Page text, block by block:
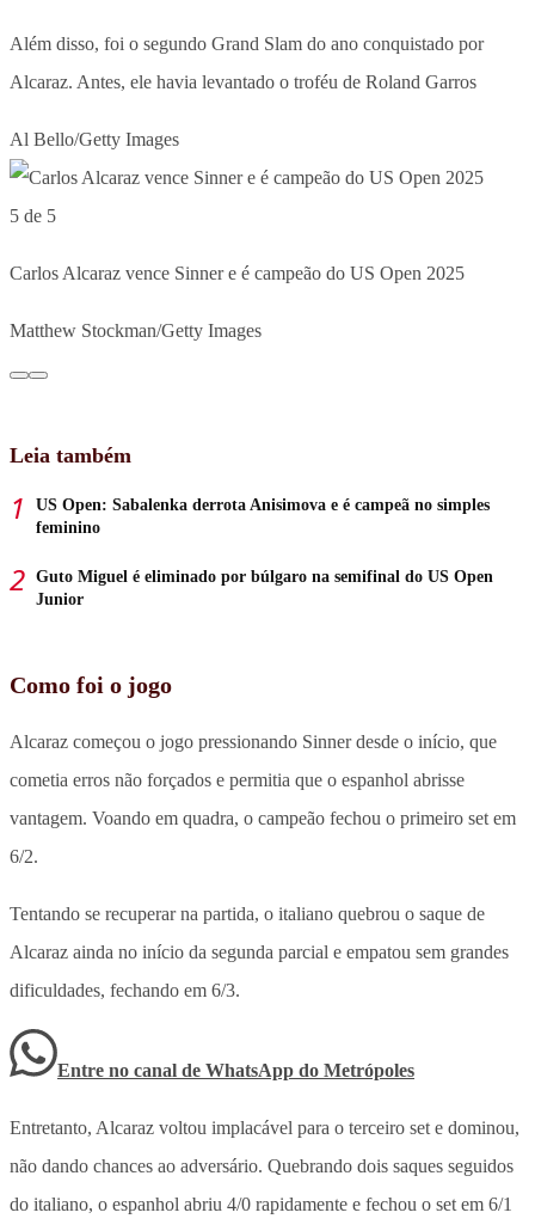
Além disso, foi o segundo Grand Slam do ano conquistado por
Alcaraz. Antes, ele havia levantado o troféu de Roland Garros
Al Bello/Getty Images
5 de 5
Carlos Alcaraz vence Sinner e é campeão do US Open 2025
Matthew Stockman/Getty Images
Leia também
US Open: Sabalenka derrota Anisimova e é campeã no simples
feminino
Guto Miguel é eliminado por búlgaro na semifinal do US Open
Junior
Como foi o jogo
Alcaraz começou o jogo pressionando Sinner desde o início, que
cometia erros não forçados e permitia que o espanhol abrisse
vantagem. Voando em quadra, o campeão fechou o primeiro set em
6/2.
Tentando se recuperar na partida, o italiano quebrou o saque de
Alcaraz ainda no início da segunda parcial e empatou sem grandes
dificuldades, fechando em 6/3.
Entre no canal de WhatsApp do Metrópoles
Entretanto, Alcaraz voltou implacável para o terceiro set e dominou,
não dando chances ao adversário. Quebrando dois saques seguidos
do italiano, o espanhol abriu 4/0 rapidamente e fechou o set em 6/1